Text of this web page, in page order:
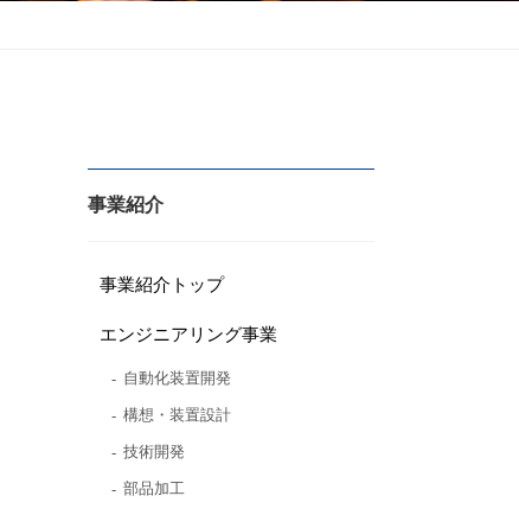
事業紹介
事業紹介トップ
エンジニアリング事業
自動化装置開発
構想・装置設計
技術開発
部品加工